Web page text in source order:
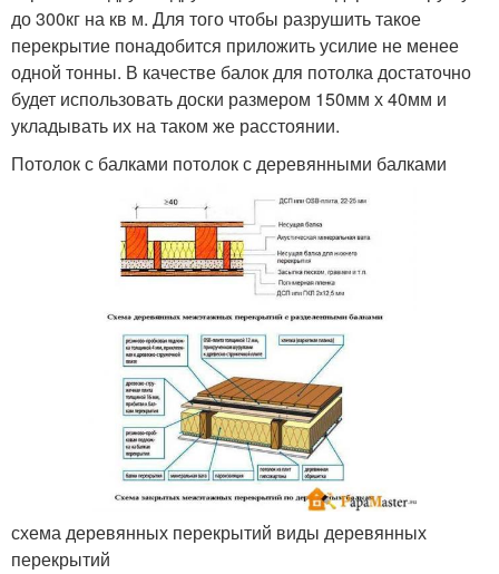
до 300кг на кв м. Для того чтобы разрушить такое
перекрытие понадобится приложить усилие не менее
одной тонны. В качестве балок для потолка достаточно
будет использовать доски размером 150мм х 40мм и
укладывать их на таком же расстоянии.
Потолок с балками потолок с деревянными балками
схема деревянных перекрытий виды деревянных
перекрытий